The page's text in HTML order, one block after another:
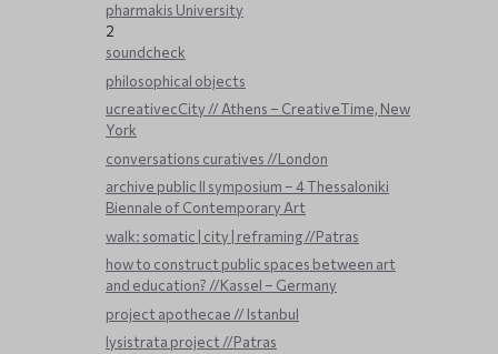
pharmakis University
2
soundcheck
philosophical objects
ucreativecCity // Athens – CreativeTime, New
York
conversations curatives //London
archive public ΙΙ symposium – 4 Thessaloniki
Biennale of Contemporary Art
walk: somatic | city | reframing //Patras
how to construct public spaces between art
and education? //Kassel – Germany
project apothecae // Istanbul
lysistrata project //Patras